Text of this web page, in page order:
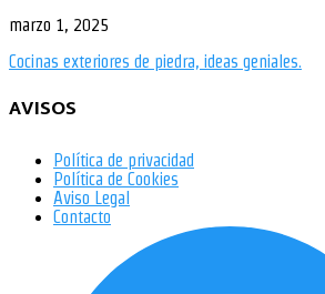
marzo 1, 2025
Cocinas exteriores de piedra, ideas geniales.
AVISOS
Política de privacidad
Política de Cookies
Aviso Legal
Contacto